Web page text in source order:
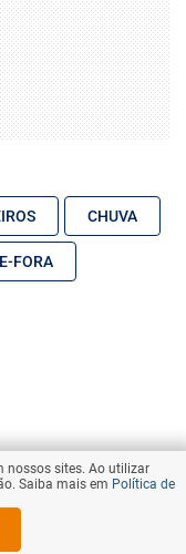
CHUVA
FORA
nossos sites. Ao utilizar
Saiba mais em Política de